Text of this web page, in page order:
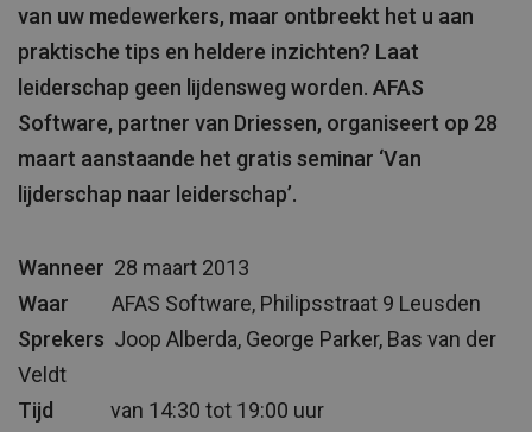
van uw medewerkers, maar ontbreekt het u aan
praktische tips en heldere inzichten? Laat
leiderschap geen lijdensweg worden. AFAS
Software, partner van Driessen, organiseert op 28
maart aanstaande het gratis seminar ‘Van
lijderschap naar leiderschap’.
Wanneer 28 maart 2013
Waar
AFAS Software, Philipsstraat 9 Leusden
Sprekers Joop Alberda, George Parker, Bas van der
Veldt
Tijd
van 14:30 tot 19:00 uur